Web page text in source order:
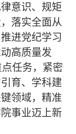
意识、规矩
落实全面从
进党纪学习
高质量发
任务，紧密
育、学科建
领域，精准
事业迈上新